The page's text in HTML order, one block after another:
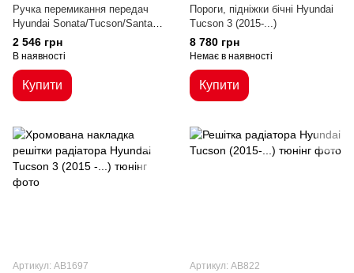
Ручка перемикання передач
Hyundai Sonata/Tucson/Santa
Fe/Elantra/i30/i40
2 546 грн
В наявності
Купити
Пороги, підніжки бічні Hyundai
Tucson 3 (2015-...)
8 780 грн
Немає в наявності
Купити
Артикул: AB1697 Артикул: AB822